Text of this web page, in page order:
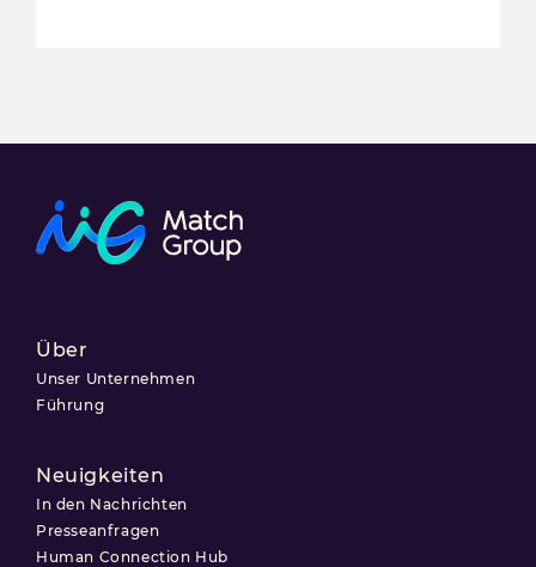
Über
Unser Unternehmen
Führung
Neuigkeiten
In den Nachrichten
Presseanfragen
Human Connection Hub